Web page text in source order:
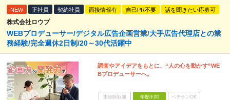
NEW 正社員 契約社員 面接情報有 自己PR不要 話を聞きたい応募可
株式会社ロウプ
WEBプロデューサー/デジタル広告企画営業/大手広告代理店との業
務経験/完全週休2日制/20～30代活躍中
調査やアイデアをもとに、“人の心を動かす”WE
Bプロデューサーへ。
未経験歓迎 学歴不問 ベテランOK